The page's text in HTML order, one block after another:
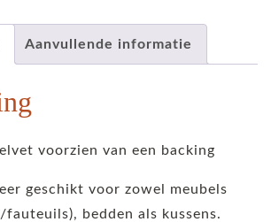
Aanvullende informatie
voorzien van een backing
geschikt voor zowel meubels
bedden als kussens.